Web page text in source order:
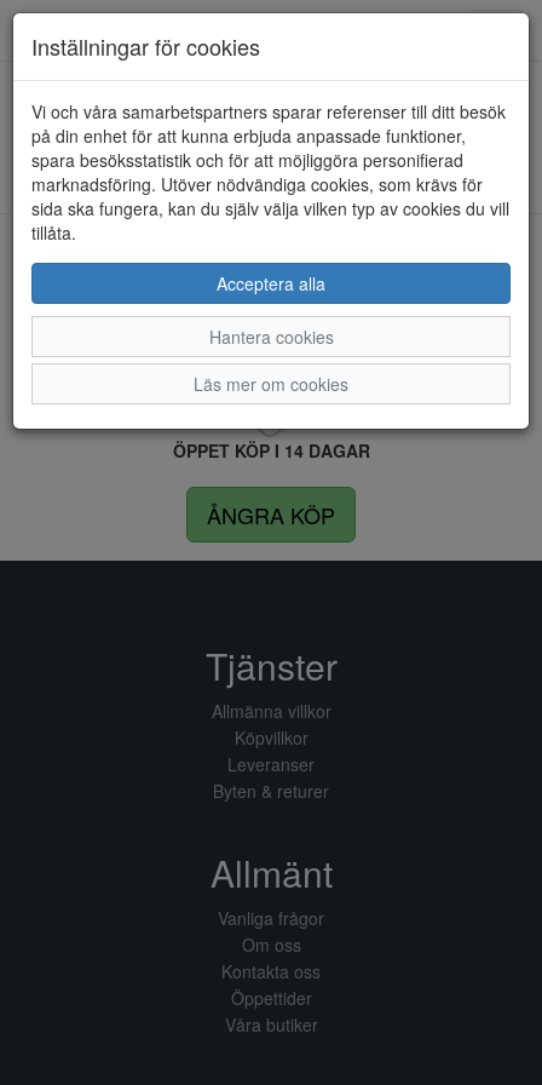
HEM ULRIKA DESIGN
Kunde inte hitta några artiklar...
LEVERANS INOM 4 DAGAR INOM SVERIGE
FRI FRAKT VID KÖP ÖVER 1.500 KR
ÖPPET KÖP I 14 DAGAR
ÅNGRA KÖP
Inställningar för cookies
Vi och våra samarbetspartners sparar referenser till ditt besök
på din enhet för att kunna erbjuda anpassade funktioner,
spara besöksstatistik och för att möjliggöra personifierad
marknadsföring. Utöver nödvändiga cookies, som krävs för
sida ska fungera, kan du själv välja vilken typ av cookies du vill
tillåta.
Acceptera alla
Hantera cookies
Läs mer om cookies
Tjänster
Allmänna villkor
Köpvillkor
Leveranser
Byten & returer
Allmänt
Vanliga frågor
Om oss
Kontakta oss
Öppettider
Våra butiker